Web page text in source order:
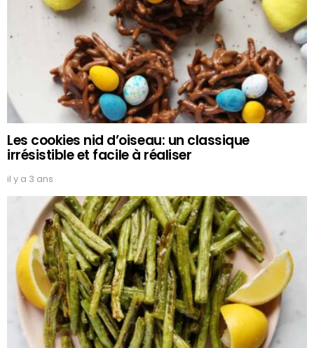
Les cookies nid d’oiseau: un classique
irrésistible et facile à réaliser
il y a 3 ans